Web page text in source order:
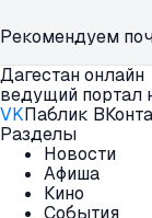
Рекомендуем
Дагестан онлайн
ведущий портал
VKПаблик
Разделы
Новости
Афиша
Кино
События